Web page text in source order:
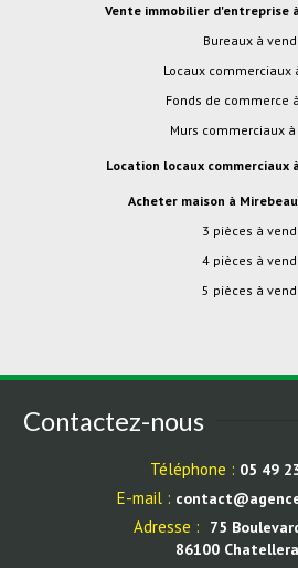
Vente immobilier
Bureaux à
Locaux commerciaux
Fonds de commerce
Murs commerciaux
Location locaux
Acheter maison à
3 pièces à
4 pièces à
5 pièces à
Contactez-nous
Téléphone : 05 49
E-mail :
Adresse :
75
86100